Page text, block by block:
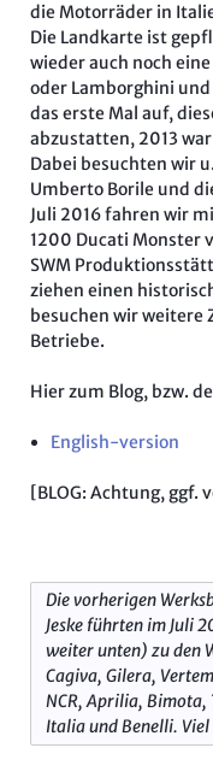
die Motorräder in
Die Landkarte ist
wieder auch noch
oder Lamborghini
das erste Mal auf,
abzustatten, 2013
Dabei besuchten wir
Umberto Borile und
Juli 2016 fahren wir
1200 Ducati Monster
SWM
ziehen einen
besuchen wir
Betriebe.
Hier zum Blog, bzw.
English-version
[BLOG: Achtung, ggf.
Die vorherigen
Jeske führten im Juli
weiter unten) zu den
Cagiva, Gilera,
NCR, Aprilia,
Italia und Benelli.